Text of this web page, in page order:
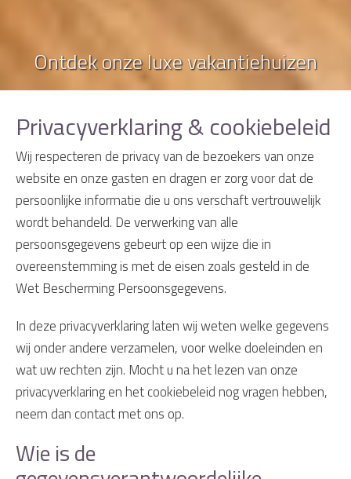
Ontdek onze luxe vakantiehuizen
Privacyverklaring & cookiebeleid
Wij respecteren de privacy van de bezoekers van onze
website en onze gasten en dragen er zorg voor dat de
persoonlijke informatie die u ons verschaft vertrouwelijk
wordt behandeld. De verwerking van alle
persoonsgegevens gebeurt op een wijze die in
overeenstemming is met de eisen zoals gesteld in de
Wet Bescherming Persoonsgegevens.
In deze privacyverklaring laten wij weten welke gegevens
wij onder andere verzamelen, voor welke doeleinden en
wat uw rechten zijn. Mocht u na het lezen van onze
privacyverklaring en het cookiebeleid nog vragen hebben,
neem dan contact met ons op.
Wie is de